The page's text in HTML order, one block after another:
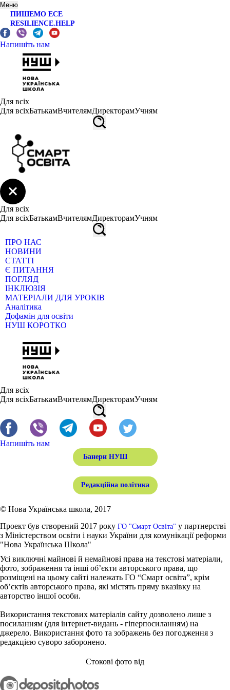
Меню
ПИШЕМО ЕСЕ
RESILIENCE.HELP
Напишіть нам
Для всіх
Для всіхБатькамВчителямДиректорамУчням
Для всіх
Для всіхБатькамВчителямДиректорамУчням
ПРО НАС
НОВИНИ
СТАТТІ
Є ПИТАННЯ
ПОГЛЯД
ІНКЛЮЗІЯ
МАТЕРІАЛИ ДЛЯ УРОКІВ
Аналітика
Дофамін для освіти
НУШ КОРОТКО
Для всіх
Для всіхБатькамВчителямДиректорамУчням
Напишіть нам
Банери НУШ
Редакційна політика
© Нова Українська школа, 2017
Проект був створений 2017 року ГО "Смарт Освіта" у партнерстві
з Міністерством освіти і науки України для комунікації реформи
"Нова Українська Школа"
Усі виключні майнові й немайнові права на текстові матеріали,
фото, зображення та інші об’єкти авторського права, що
розміщені на цьому сайті належать ГО “Смарт освіта”, крім
об’єктів авторського права, які містять пряму вказівку на
авторство іншої особи.
Використання текстових матеріалів сайту дозволено лише з
посиланням (для інтернет-видань - гіперпосиланням) на
джерело. Використання фото та зображень без погодження з
редакцією суворо заборонено.
Стокові фото від